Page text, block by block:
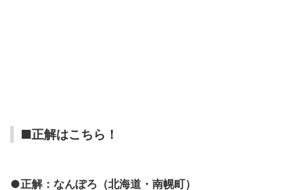
■正解はこちら！
●正解：なんぽろ（北海道・南幌町）